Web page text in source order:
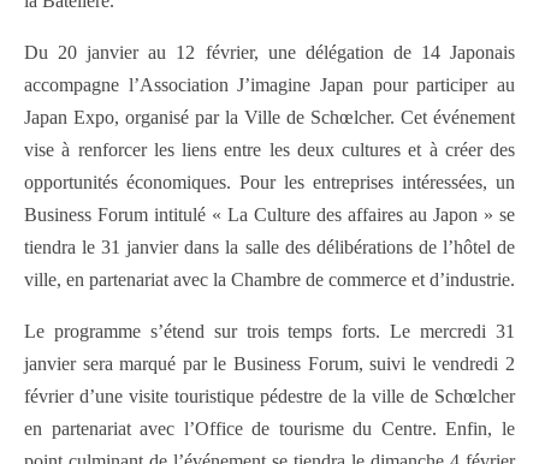
Du 20 janvier au 12 février, une délégation de 14 Japonais
accompagne l’Association J’imagine Japan pour participer au
Japan Expo, organisé par la Ville de Schœlcher. Cet événement
vise à renforcer les liens entre les deux cultures et à créer des
opportunités économiques. Pour les entreprises intéressées, un
Business Forum intitulé « La Culture des affaires au Japon » se
tiendra le 31 janvier dans la salle des délibérations de l’hôtel de
ville, en partenariat avec la Chambre de commerce et d’industrie.
Le programme s’étend sur trois temps forts. Le mercredi 31
janvier sera marqué par le Business Forum, suivi le vendredi 2
février d’une visite touristique pédestre de la ville de Schœlcher
en partenariat avec l’Office de tourisme du Centre. Enfin, le